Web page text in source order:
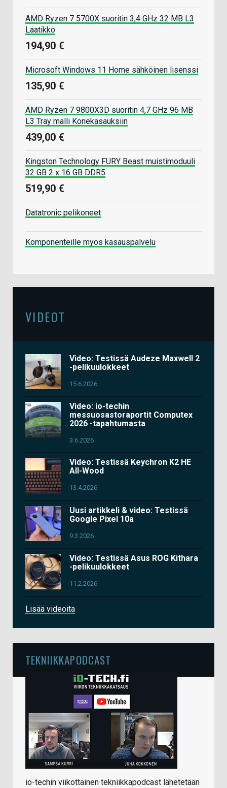
AMD Ryzen 7 5700X suoritin 3,4 GHz 32 MB L3
Laatikko
194,90 €
Microsoft Windows 11 Home sähköinen lisenssi
135,90 €
AMD Ryzen 7 9800X3D suoritin 4,7 GHz 96 MB
L3 Tray malli Konekasauksiin
439,00 €
Kingston Technology FURY Beast muistimoduuli
32 GB 2 x 16 GB DDR5
519,90 €
Datatronic pelikoneet
Komponenteille myös kasauspalvelu
VIDEOT
Video: Testissä Audeze Maxwell 2
-pelikuulokkeet
15.6.2026
Video: io-techin
messuosastoraportit Computex
2026 -tapahtumasta
3.6.2026
Video: Testissä Keychron K2 HE
All-Wood
13.4.2026
Uusi artikkeli & video: Testissä
Google Pixel 10a
9.3.2026
Video: Testissä Asus ROG Kithara
-pelikuulokkeet
11.2.2026
Lisää videoita
TEKNIIKKAPODCAST
io-techin viikottainen tekniikkapodcast lähetetään